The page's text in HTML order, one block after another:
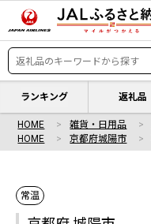
ランキング 返礼品
HOME 雑貨・日用品
HOME
京都府城陽市
常温